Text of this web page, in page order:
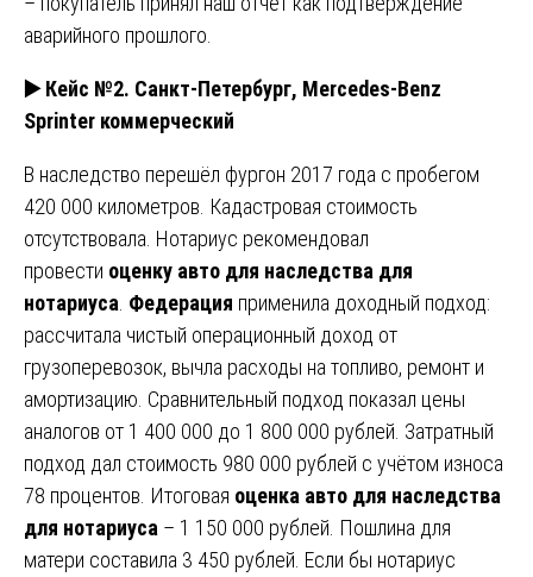
аварийного прошлого.
▶️ Кейс №2. Санкт-Петербург, Mercedes-Benz
Sprinter коммерческий
В наследство перешёл фургон 2017 года с пробегом
420 000 километров. Кадастровая стоимость
отсутствовала. Нотариус рекомендовал
провести оценку авто для наследства для
нотариуса Федерация применила доходный подход:
рассчитала чистый операционный доход от
грузоперевозок, вычла расходы на топливо, ремонт и
амортизацию. Сравнительный подход показал цены
аналогов от 1 400 000 до 1 800 000 рублей. Затратный
подход дал стоимость 980 000 рублей с учётом износа
78 процентов. Итоговая оценка авто для наследства
для нотариуса – 1 150 000 рублей. Пошлина для
матери составила 3 450 рублей. Если бы нотариус